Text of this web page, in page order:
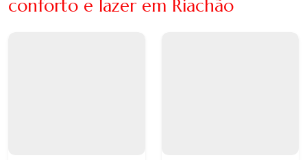
conforto e lazer em Riachão